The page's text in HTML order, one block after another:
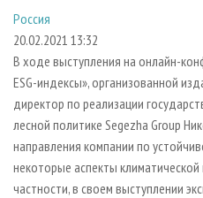
СУШКА ДРЕВЕСИНЫ
ПРОИЗВОДСТВО
ДЕРЕВЯННОЕ
ПРОИЗВОДСТВО МЕБЕЛИ
БИОЭНЕРГЕТИКА
ЦБП
ПЕРСОНЫ
МОБИЛЬНЫЕ ВЫСТАВКИ
ОФИЦИАЛЬНЫЕ ДЕЛЕГАЦИИ
ПРИОРИТЕТНЫЕ
RUSSIAN FORESTRY REVIEW
ГАЗЕТА ЛЕСПРОМФОРУМ
КОНТАКТЫ
РЕКЛАМОДАТЕЛЯМ
РЕКЛАМА
РЕКЛАМА НА САЙТЕ
Россия
20.02.2021 13:32
В ходе выступления на онлайн-
ESG-индексы», организованной
директор по реализации
лесной политике Segezha Group
направления компании по
некоторые аспекты
частности, в своем выступлении